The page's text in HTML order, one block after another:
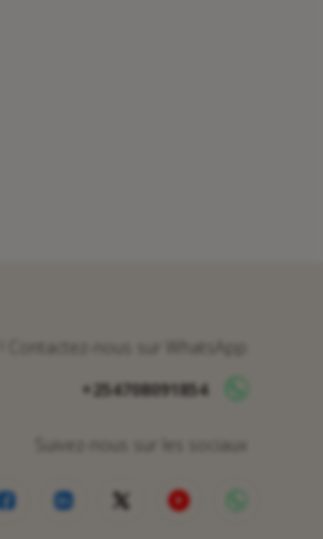
nous sur WhatsApp
+254708091854
Suivez-nous sur les sociaux